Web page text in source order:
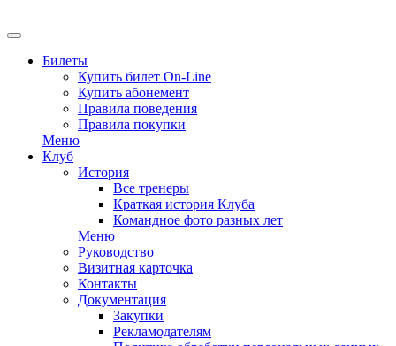
Билеты
Купить билет On-Line
Купить абонемент
Правила поведения
Правила покупки
Меню
Клуб
История
Все тренеры
Краткая история Клуба
Командное фото разных лет
Меню
Руководство
Визитная карточка
Контакты
Документация
Закупки
Рекламодателям